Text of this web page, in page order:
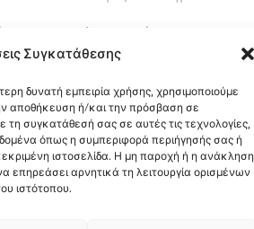
Συγκατάθεσης
δυνατή εμπειρία χρήσης, χρησιμοποιούμε
αποθήκευση ή/και την πρόσβαση σε
συγκατάθεσή σας σε αυτές τις τεχνολογίες,
όπως η συμπεριφορά περιήγησής σας ή
ιστοσελίδα. Η μη παροχή ή η ανάκληση
επηρεάσει αρνητικά τη λειτουργία ορισμένων
ιστότοπου.
Ανωστρώματα